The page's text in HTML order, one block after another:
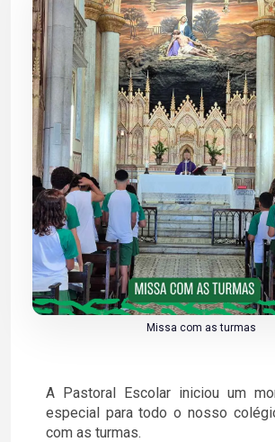
Missa com as turmas
A Pastoral Escolar iniciou um
especial para todo o nosso
com as turmas.